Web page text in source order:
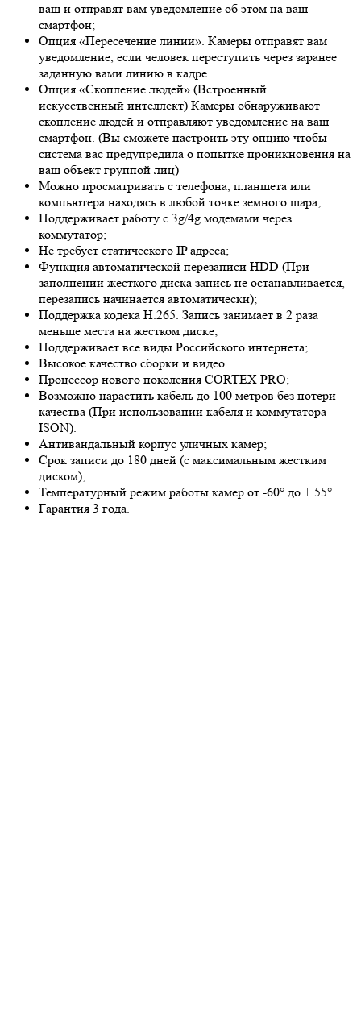
ваш и отправят вам уведомление об этом на ваш
смартфон;
Опция «Пересечение линии». Камеры отправят вам
уведомление, если человек переступить через заранее
заданную вами линию в кадре.
Опция «Скопление людей» (Встроенный
искусственный интеллект) Камеры обнаруживают
скопление людей и отправляют уведомление на ваш
смартфон. (Вы сможете настроить эту опцию чтобы
система вас предупредила о попытке проникновения на
ваш объект группой лиц)
Можно просматривать с телефона, планшета или
компьютера находясь в любой точке земного шара;
Поддерживает работу с 3g/4g модемами через
коммутатор;
Не требует статического IP адреса;
Функция автоматической перезаписи HDD (При
заполнении жёсткого диска запись не останавливается,
перезапись начинается автоматически);
Поддержка кодека H.265. Запись занимает в 2 раза
меньше места на жестком диске;
Поддерживает все виды Российского интернета;
Высокое качество сборки и видео.
Процессор нового поколения CORTEX PRO;
Возможно нарастить кабель до 100 метров без потери
качества (При использовании кабеля и коммутатора
ISON).
Антивандальный корпус уличных камер;
Срок записи до 180 дней (с максимальным жестким
диском);
Температурный режим работы камер от -60° до + 55°.
Гарантия 3 года.